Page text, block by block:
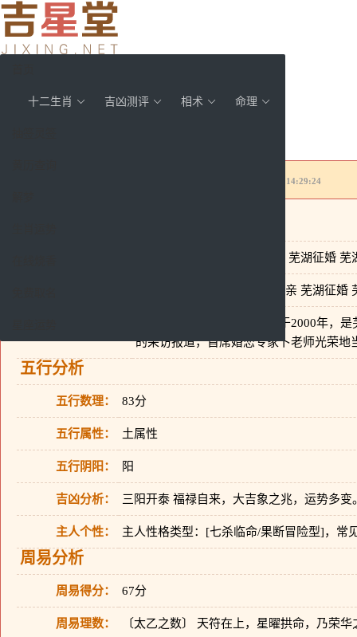
十二生肖 吉凶测评 相术 命理
评测时间： 2025-01-28 14:29:24
芜湖婚介 芜湖交友 芜湖相亲 芜湖征婚
芜湖婚介网 芜湖交友 芜湖相亲 芜湖征
芜湖玫瑰园单身俱乐部成立于2000年，
的采访报道，首席婚恋专家卜老师光荣地
五行分析
五行数理： 83分
五行属性： 土属性
五行阴阳： 阳
吉凶分析： 三阳开泰 福禄自来，大吉象之兆，运势多
主人个性： 主人性格类型：[七杀临命/果断冒险型]，常
周易分析
周易得分： 67分
周易理数： 〔太乙之数〕 天符在上，星曜拱命，乃荣华